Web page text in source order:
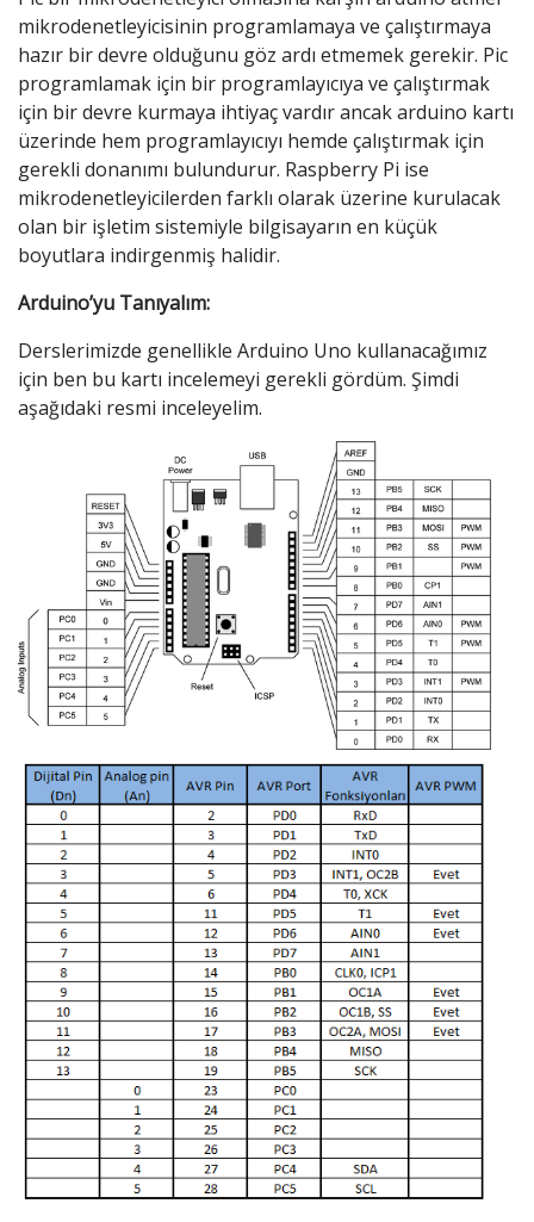
mikrodenetleyicisinin programlamaya ve çalıştırmaya
hazır bir devre olduğunu göz ardı etmemek gerekir. Pic
programlamak için bir programlayıcıya ve çalıştırmak
için bir devre kurmaya ihtiyaç vardır ancak arduino kartı
üzerinde hem programlayıcıyı hemde çalıştırmak için
gerekli donanımı bulundurur. Raspberry Pi ise
mikrodenetleyicilerden farklı olarak üzerine kurulacak
olan bir işletim sistemiyle bilgisayarın en küçük
boyutlara indirgenmiş halidir.
Arduino’yu Tanıyalım:
Derslerimizde genellikle Arduino Uno kullanacağımız
için ben bu kartı incelemeyi gerekli gördüm. Şimdi
aşağıdaki resmi inceleyelim.